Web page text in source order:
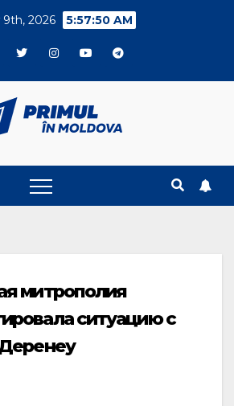
9th, 2026 5:57:50 AM
митрополия
ситуацию с